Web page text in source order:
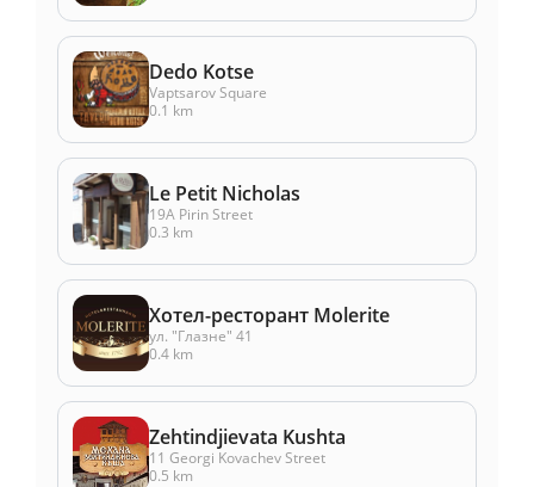
Dedo Kotse
Vaptsarov Square
0.1 km
Le Petit Nicholas
19A Pirin Street
0.3 km
Хотел-ресторант Molerite
ул. "Глазне" 41
0.4 km
Zehtindjievata Kushta
11 Georgi Kovachev Street
0.5 km